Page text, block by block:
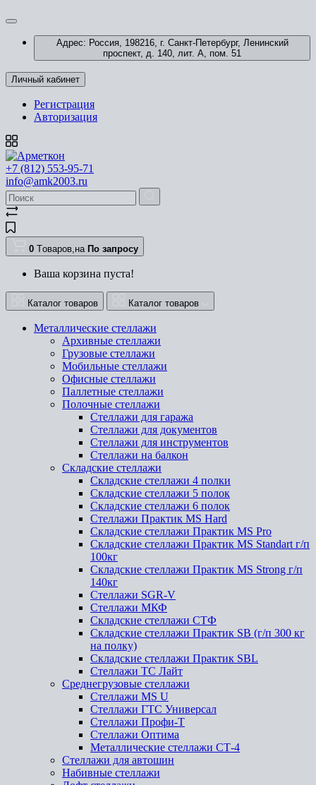
Адрес: Россия, 198216, г. Санкт-Петербург, Ленинский
проспект, д. 140, лит. А, пом. 51
Личный кабинет
Регистрация
Авторизация
+7 (812) 553-95-71
info@amk2003.ru
0 Tоваров,на По запросу
Ваша корзина пуста!
Каталог товаров Каталог товаров
Металлические стеллажи
Архивные стеллажи
Грузовые стеллажи
Мобильные стеллажи
Офисные стеллажи
Паллетные стеллажи
Полочные стеллажи
Стеллажи для гаража
Стеллажи для документов
Стеллажи для инструментов
Стеллажи на балкон
Складские стеллажи
Складские стеллажи 4 полки
Складские стеллажи 5 полок
Складские стеллажи 6 полок
Стеллажи Практик MS Hard
Складские стеллажи Практик MS Pro
Складские стеллажи Практик MS Standart г/п
100кг
Складские стеллажи Практик MS Strong г/п
140кг
Стеллажи SGR-V
Стеллажи МКФ
Складские стеллажи СТФ
Складские стеллажи Практик SB (г/п 300 кг
на полку)
Складские стеллажи Практик SBL
Стеллажи ТС Лайт
Среднегрузовые стеллажи
Стеллажи MS U
Стеллажи ГТС Универсал
Стеллажи Профи-Т
Стеллажи Оптима
Металлические стеллажи СТ-4
Стеллажи для автошин
Набивные стеллажи